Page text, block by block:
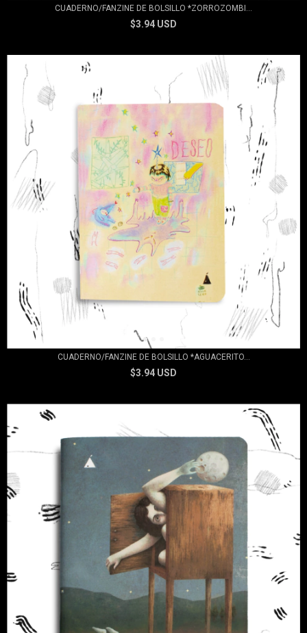
CUADERNO/FANZINE DE BOLSILLO *ZORROZOMBI...
$3.94 USD
CUADERNO/FANZINE DE BOLSILLO *AGUACERITO...
$3.94 USD